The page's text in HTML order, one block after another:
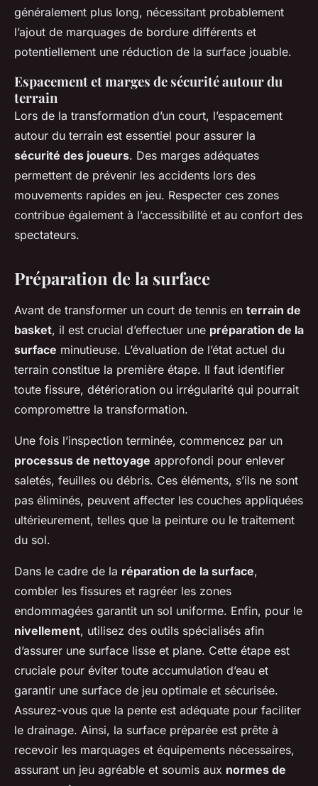
généralement plus long, nécessitant probablement
l’ajout de marquages de bordure différents et
potentiellement une réduction de la surface jouable.
Espacement et marges de sécurité autour du
terrain
Lors de la transformation d’un court, l’espacement
autour du terrain est essentiel pour assurer la
sécurité des joueurs. Des marges adéquates
permettent de prévenir les accidents lors des
mouvements rapides en jeu. Respecter ces zones
contribue également à l’accessibilité et au confort des
spectateurs.
Préparation de la surface
Avant de transformer un court de tennis en terrain de
basket, il est crucial d’effectuer une préparation de la
surface minutieuse. L’évaluation de l’état actuel du
terrain constitue la première étape. Il faut identifier
toute fissure, détérioration ou irrégularité qui pourrait
compromettre la transformation.
Une fois l’inspection terminée, commencez par un
processus de nettoyage approfondi pour enlever
saletés, feuilles ou débris. Ces éléments, s’ils ne sont
pas éliminés, peuvent affecter les couches appliquées
ultérieurement, telles que la peinture ou le traitement
du sol.
Dans le cadre de la réparation de la surface,
combler les fissures et ragréer les zones
endommagées garantit un sol uniforme. Enfin, pour le
nivellement, utilisez des outils spécialisés afin
d’assurer une surface lisse et plane. Cette étape est
cruciale pour éviter toute accumulation d’eau et
garantir une surface de jeu optimale et sécurisée.
Assurez-vous que la pente est adéquate pour faciliter
le drainage. Ainsi, la surface préparée est prête à
recevoir les marquages et équipements nécessaires,
assurant un jeu agréable et soumis aux normes de